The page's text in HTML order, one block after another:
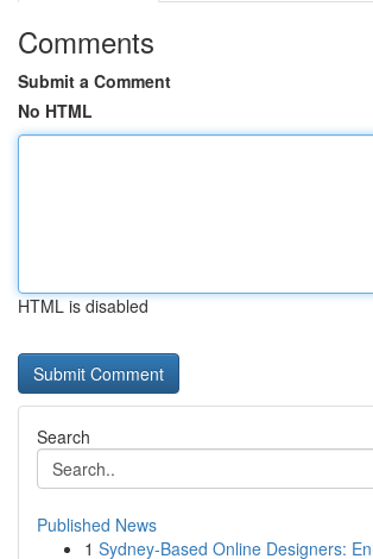
Comments
Submit a Comment
No HTML
HTML is disabled
Search
Published News
1 Sydney-Based Online Designers: